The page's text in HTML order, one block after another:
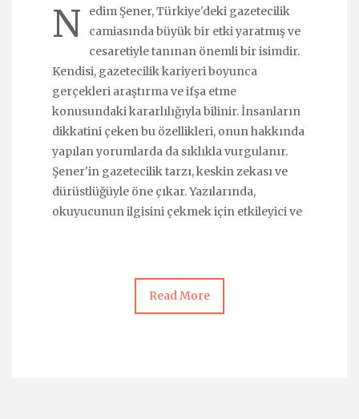
N
edim Şener, Türkiye'deki gazetecilik
camiasında büyük bir etki yaratmış ve
cesaretiyle tanınan önemli bir isimdir.
Kendisi, gazetecilik kariyeri boyunca
gerçekleri araştırma ve ifşa etme
konusundaki kararlılığıyla bilinir. İnsanların
dikkatini çeken bu özellikleri, onun hakkında
yapılan yorumlarda da sıklıkla vurgulanır.
Şener'in gazetecilik tarzı, keskin zekası ve
dürüstlüğüyle öne çıkar. Yazılarında,
okuyucunun ilgisini çekmek için etkileyici ve
Read More